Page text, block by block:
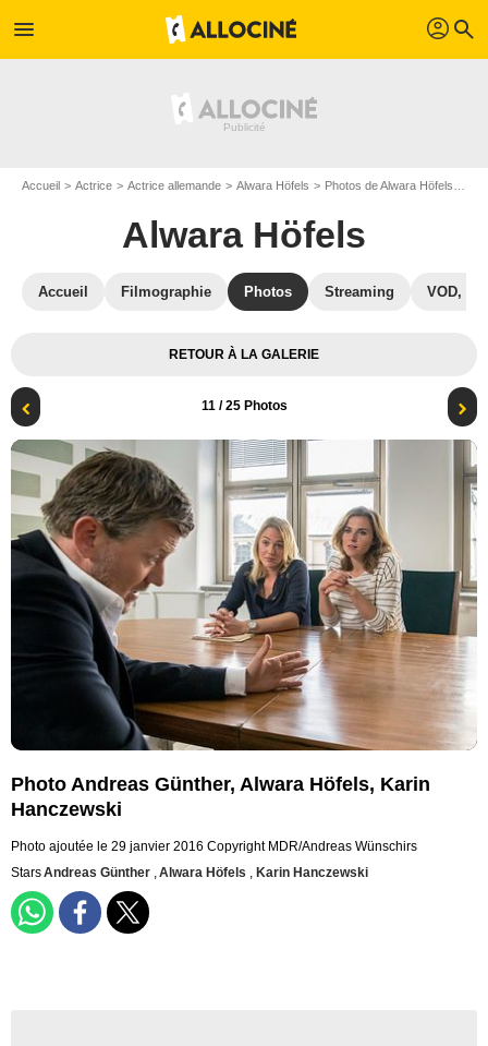
menu profil search
Accueil Actrice Actrice allemande Alwara Höfels Photos de Alwara Höfels
Alwara Höfels
Accueil Filmographie Photos Streaming VOD,
RETOUR À LA GALERIE
11/ 25 Photos
Photo Andreas Günther, Alwara Höfels, Karin
Hanczewski
Photo ajoutée le 29 janvier 2016 Copyright MDR/Andreas Wünschirs
StarsAndreas Günther ,Alwara Höfels , Karin Hanczewski